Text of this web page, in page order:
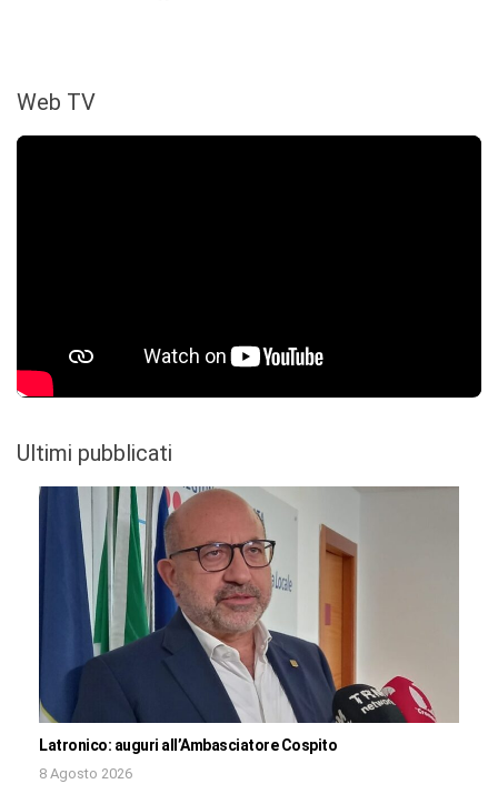
Web TV
Ultimi pubblicati
Latronico: auguri all’Ambasciatore Cospito
8 Agosto 2026